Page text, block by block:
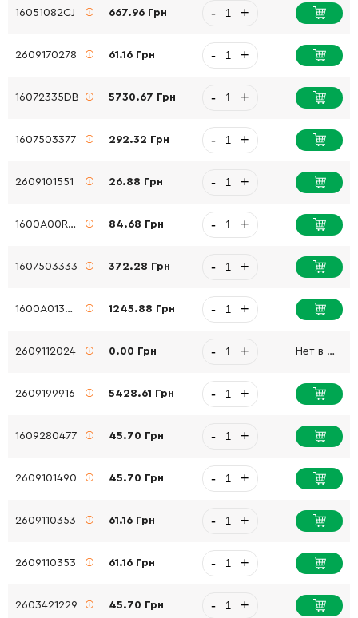
16051082CJ 667.96 Грн - +
2609170278 61.16 Грн - +
16072335DB 5730.67 Грн - +
1607503377 292.32 Грн - +
2609101551 26.88 Грн - +
1600A00RU9 84.68 Грн - +
1607503333 372.28 Грн - +
1600A013WF 1245.88 Грн - +
2609112024 0.00 Грн - + Нет в наличии
2609199916 5428.61 Грн - +
1609280477 45.70 Грн - +
2609101490 45.70 Грн - +
2609110353 61.16 Грн - +
2609110353 61.16 Грн - +
2603421229 45.70 Грн - +